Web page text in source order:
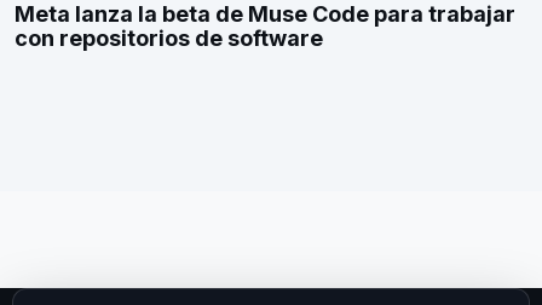
Meta lanza la beta de Muse Code para trabajar
con repositorios de software